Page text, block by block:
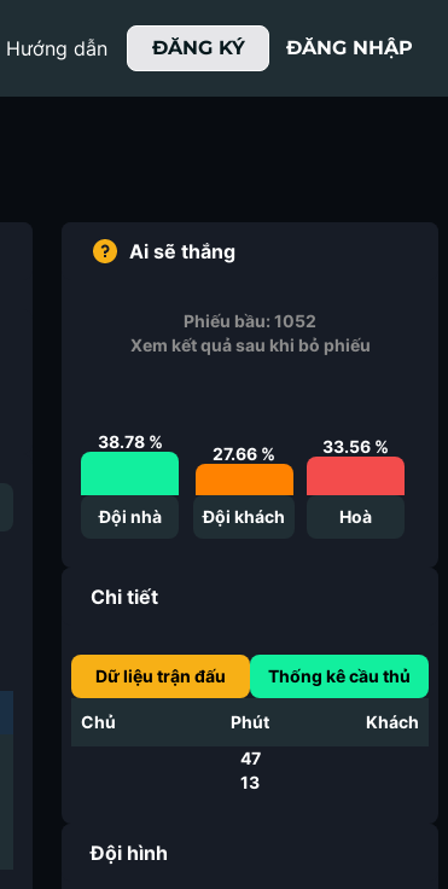
Hướng dẫn ĐĂNG KÝ ĐĂNG NHẬP
Ai sẽ thắng
Phiếu bầu: 1052
Xem kết quả sau khi bỏ phiếu
38.78%
Đội nhà
27.66 %
Đội khách
33.56%
Hoà
Chi tiết
Dữ liệu trận đấu Thống kê cầu thủ
Chủ Phút
Khách
47
13
Đội hình